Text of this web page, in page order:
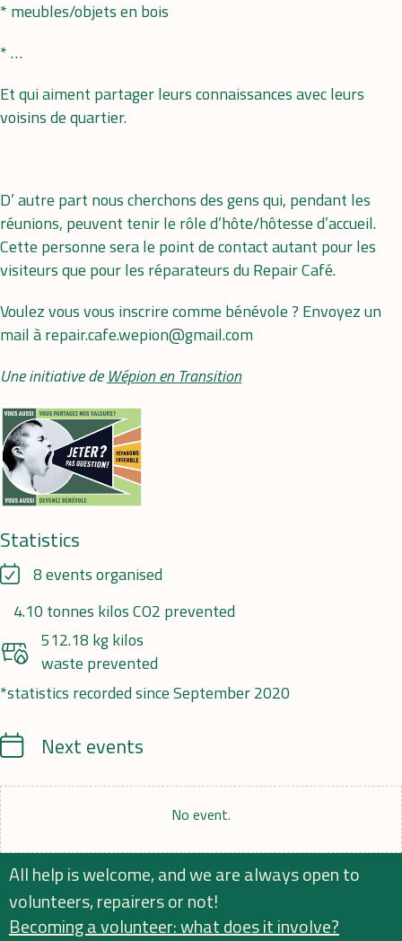
* meubles/objets en bois
* …
Et qui aiment partager leurs connaissances avec leurs
voisins de quartier.
D’ autre part nous cherchons des gens qui, pendant les
réunions, peuvent tenir le rôle d’hôte/hôtesse d’accueil.
Cette personne sera le point de contact autant pour les
visiteurs que pour les réparateurs du Repair Café.
Voulez vous vous inscrire comme bénévole ? Envoyez un
mail à repair.cafe.wepion@gmail.com
Une initiative deWépion en Transition
Statistics
8 events organised
4.10 tonnes kilos CO2 prevented
512.18 kg kilos
waste prevented
*statistics recorded since September 2020
CalendrierNext events
No event.
All help is welcome, and we are always open to
volunteers, repairers or not!
Becoming a volunteer: what does it involve?